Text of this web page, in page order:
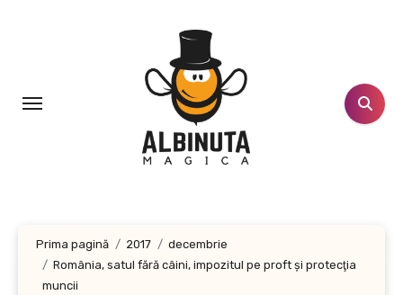
Prima pagină 2017
decembrie
România, satul fără câini, impozitul pe proft şi protecţia
muncii